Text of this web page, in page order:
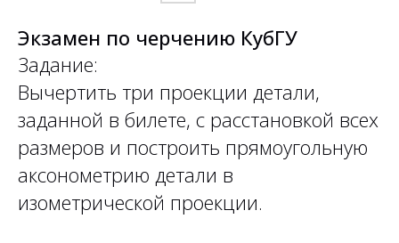
Экзамен по черчению КубГУ
Задание:
Вычертить три проекции детали,
заданной в билете, с расстановкой всех
размеров и построить прямоугольную
аксонометрию детали в
изометрической проекции.